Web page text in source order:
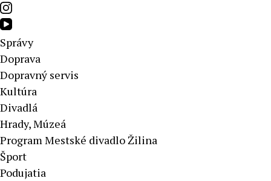
Správy
Doprava
Dopravný servis
Kultúra
Divadlá
Hrady, Múzeá
Program Mestské divadlo Žilina
Šport
Podujatia